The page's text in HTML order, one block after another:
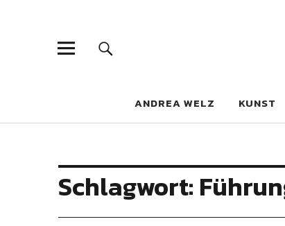
ANDREA WELZ KUNST
Schlagwort: